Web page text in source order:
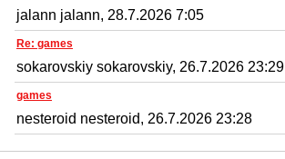
jalann jalann, 28.7.2026 7:05
Re: games
sokarovskiy sokarovskiy, 26.7.2026 23:29
games
nesteroid nesteroid, 26.7.2026 23:28